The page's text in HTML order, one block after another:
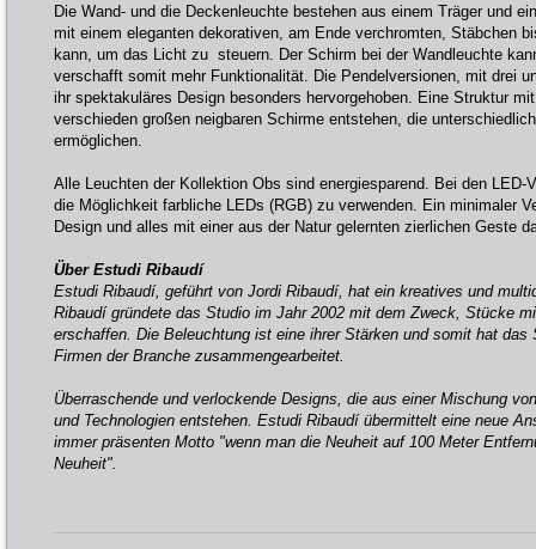
Die Wand- und die Deckenleuchte bestehen aus einem Träger und
mit einem eleganten dekorativen, am Ende verchromten, Stäbchen
kann, um das Licht zu steuern. Der Schirm bei der Wandleuchte
verschafft somit mehr Funktionalität. Die Pendelversionen, mit drei
ihr spektakuläres Design besonders hervorgehoben. Eine Struktur
verschieden großen neigbaren Schirme entstehen, die
ermöglichen.
Alle Leuchten der Kollektion Obs sind energiesparend. Bei den LED-
die Möglichkeit farbliche LEDs (RGB) zu verwenden. Ein minimaler
Design und alles mit einer aus der Natur gelernten zierlichen Geste
Über Estudi Ribaudí
Estudi Ribaudí, geführt von Jordi Ribaudí, hat ein kreatives und
Ribaudí gründete das Studio im Jahr 2002 mit dem Zweck, Stücke
erschaffen. Die Beleuchtung ist eine ihrer Stärken und somit hat das
Firmen der Branche zusammengearbeitet.
Überraschende und verlockende Designs, die aus einer Mischung
und Technologien entstehen. Estudi Ribaudí übermittelt eine neue
immer präsenten Motto "wenn man die Neuheit auf 100 Meter
Neuheit".